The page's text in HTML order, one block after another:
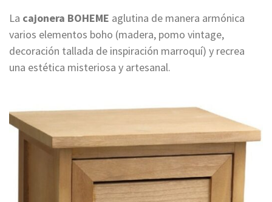
La cajonera BOHEME aglutina de manera armónica
varios elementos boho (madera, pomo vintage,
decoración tallada de inspiración marroquí) y recrea
una estética misteriosa y artesanal.